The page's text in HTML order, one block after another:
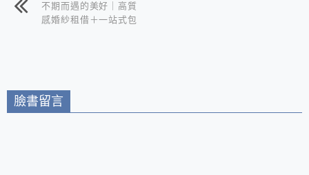
不期而遇的美好｜高質
感婚紗租借＋一站式包
臉書留言